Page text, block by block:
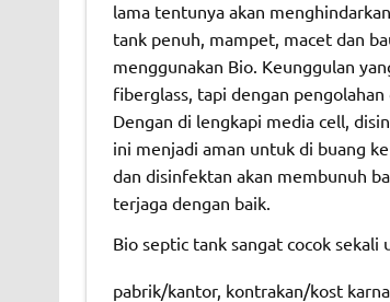
lama tentunya akan
tank penuh, mampet, macet dan
menggunakan Bio. Keunggulan
fiberglass, tapi dengan
Dengan di lengkapi media cell,
ini menjadi aman untuk di buang
dan disinfektan akan membunuh
terjaga dengan baik.
Bio septic tank sangat cocok
pabrik/kantor, kontrakan/kost